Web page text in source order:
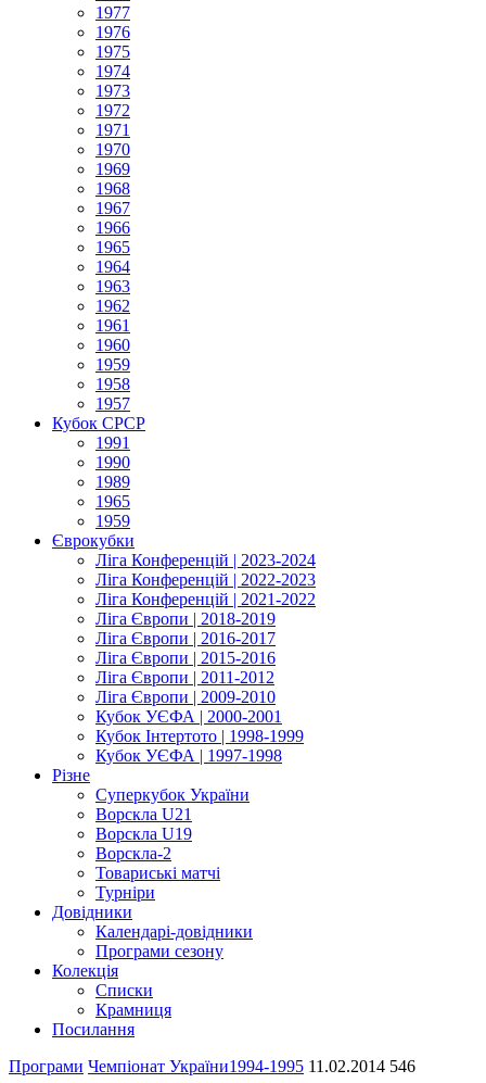
1977
1976
1975
1974
1973
1972
1971
1970
1969
1968
1967
1966
1965
1964
1963
1962
1961
1960
1959
1958
1957
Кубок СРСР
1991
1990
1989
1965
1959
Єврокубки
Ліга Конференцій | 2023-2024
Ліга Конференцій | 2022-2023
Ліга Конференцій | 2021-2022
Ліга Європи | 2018-2019
Ліга Європи | 2016-2017
Ліга Європи | 2015-2016
Ліга Європи | 2011-2012
Ліга Європи | 2009-2010
Кубок УЄФА | 2000-2001
Кубок Інтертото | 1998-1999
Кубок УЄФА | 1997-1998
Різне
Суперкубок України
Ворскла U21
Ворскла U19
Ворскла-2
Товариські матчі
Турніри
Довідники
Календарі-довідники
Програми сезону
Колекція
Списки
Крамниця
Посилання
Програми Чемпіонат України1994-1995 11.02.2014 546